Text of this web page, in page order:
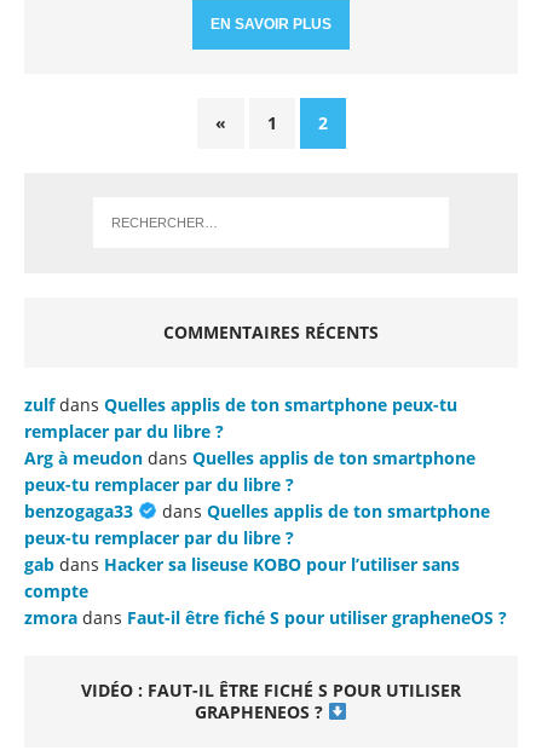
EN SAVOIR PLUS
« 1 2
COMMENTAIRES RÉCENTS
zulfdans Quelles applis de ton smartphone peux-tu
remplacer par du libre ?
Arg à meudon dans Quelles applis de ton smartphone
peux-tu remplacer par du libre ?
benzogaga33
dans Quelles applis de ton smartphone
peux-tu remplacer par du libre ?
gab dans Hacker sa liseuse KOBO pour l’utiliser sans
compte
zmora dans Faut-il être fiché S pour utiliser grapheneOS ?
VIDÉO : FAUT-IL ÊTRE FICHÉ S POUR UTILISER
GRAPHENEOS ?